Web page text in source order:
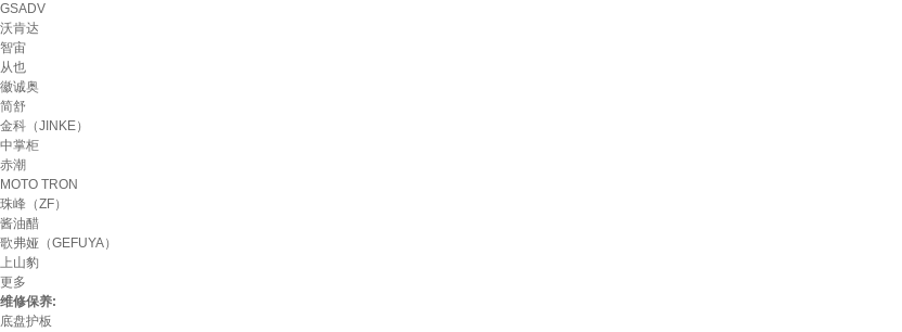
GSADV
沃肯达
智宙
从也
徽诚奥
简舒
金科（JINKE）
中掌柜
赤潮
MOTO TRON
珠峰（ZF）
酱油醋
歌弗娅（GEFUYA）
上山豹
更多
维修保养:
底盘护板